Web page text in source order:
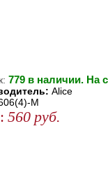
779 в наличии. На
Alice
M
560 руб.